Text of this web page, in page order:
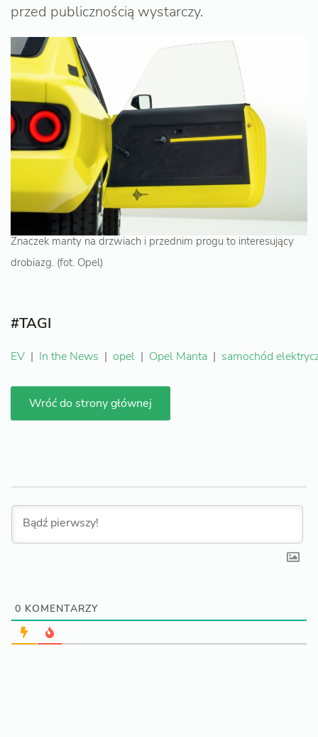
przed publicznością wystarczy.
Znaczek manty na drzwiach i przednim progu to interesujący
drobiazg. (fot. Opel)
#TAGI
EV | In the News | opel | Opel Manta | samochód
Wróć do strony głównej
0 KOMENTARZY